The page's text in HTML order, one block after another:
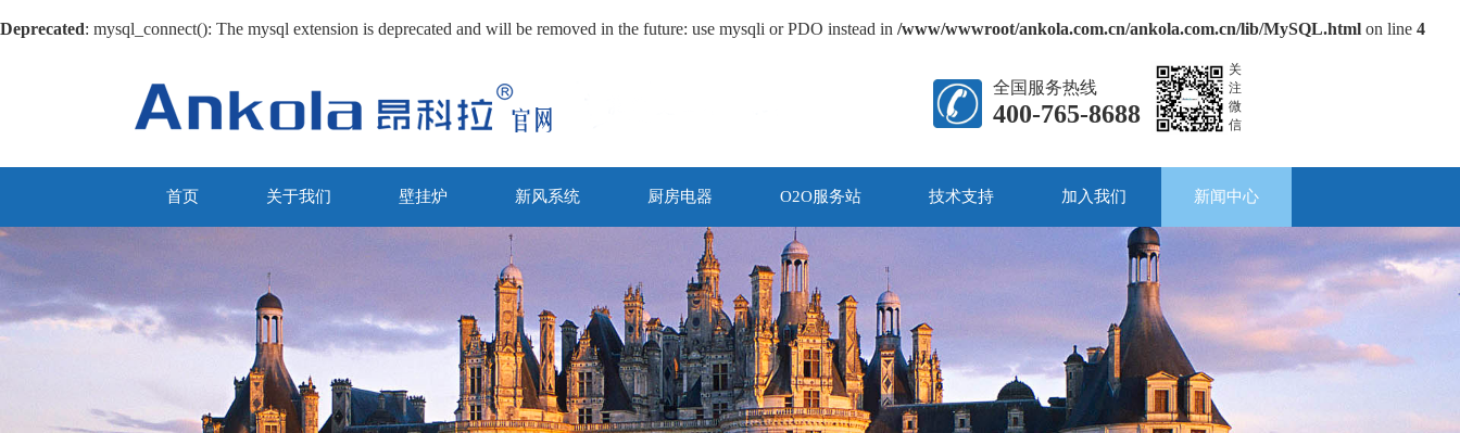
Deprecated: mysql_connect(): The mysql extension is deprecated and will be removed in the future: use mysqli or PDO instead in /www/wwwroot/ankola.com.cn/ankola.com.cn/lib/MySQL.html on line 4
全国服务热线
400-765-8688
关
注
微
信
首页 关于我们 壁挂炉 新风系统 厨房电器 O2O服务站 技术支持 加入我们 新闻中心